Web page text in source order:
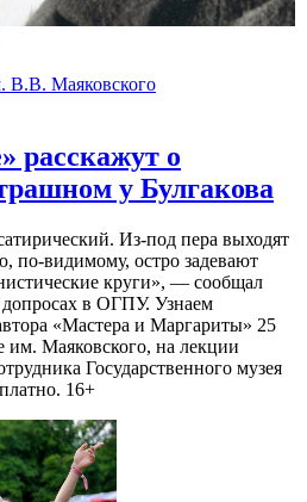
В.В. Маяковского
расскажут о
у Булгакова
Из-под пера выходят
по-видимому, остро задевают
круги», — сообщал
в ОГПУ. Узнаем
«Мастера и Маргариты» 25
им. Маяковского, на лекции
Государственного музея
16+